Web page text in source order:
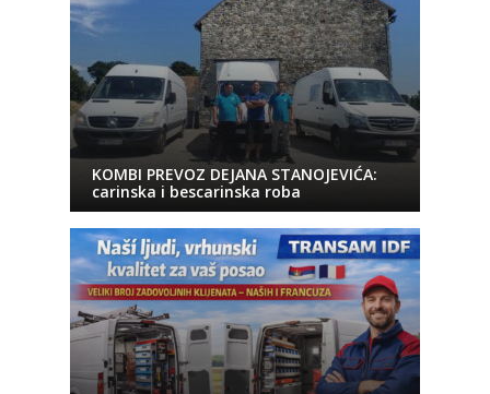
KOMBI PREVOZ DEJANA STANOJEVIĆA:
carinska i bescarinska roba